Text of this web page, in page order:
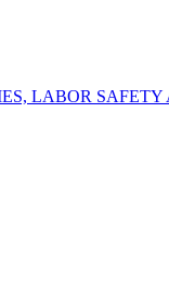
LABOR SAFETY